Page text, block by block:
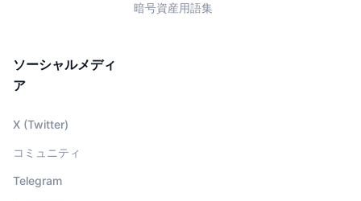
暗号資産用語集
ソーシャルメディ
ア
X (Twitter)
コミュニティ
Telegram